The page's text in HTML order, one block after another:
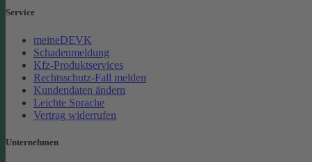
Service
meineDEVK
Schadenmeldung
Kfz-Produktservices
Rechtsschutz-Fall melden
Kundendaten ändern
Leichte Sprache
Vertrag widerrufen
Unternehmen